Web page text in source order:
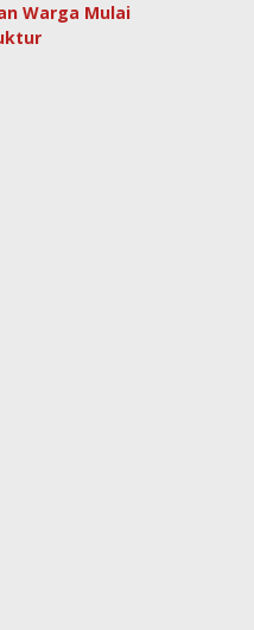
Warga Mulai